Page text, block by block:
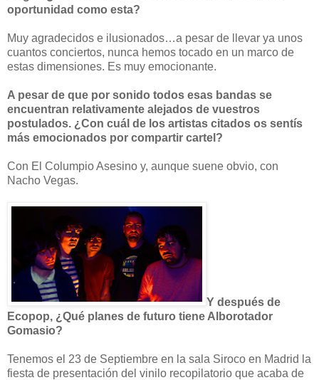
oportunidad como esta?
Muy agradecidos e ilusionados…a pesar de llevar ya unos
cuantos conciertos, nunca hemos tocado en un marco de
estas dimensiones. Es muy emocionante.
A pesar de que por sonido todos esas bandas se
encuentran relativamente alejados de vuestros
postulados. ¿Con cuál de los artistas citados os sentís
más emocionados por compartir cartel?
Con El Columpio Asesino y, aunque suene obvio, con
Nacho Vegas.
Y después de
Ecopop, ¿Qué planes de futuro tiene Alborotador
Gomasio?
Tenemos el 23 de Septiembre en la sala Siroco en Madrid la
fiesta de presentación del vinilo recopilatorio que acaba de